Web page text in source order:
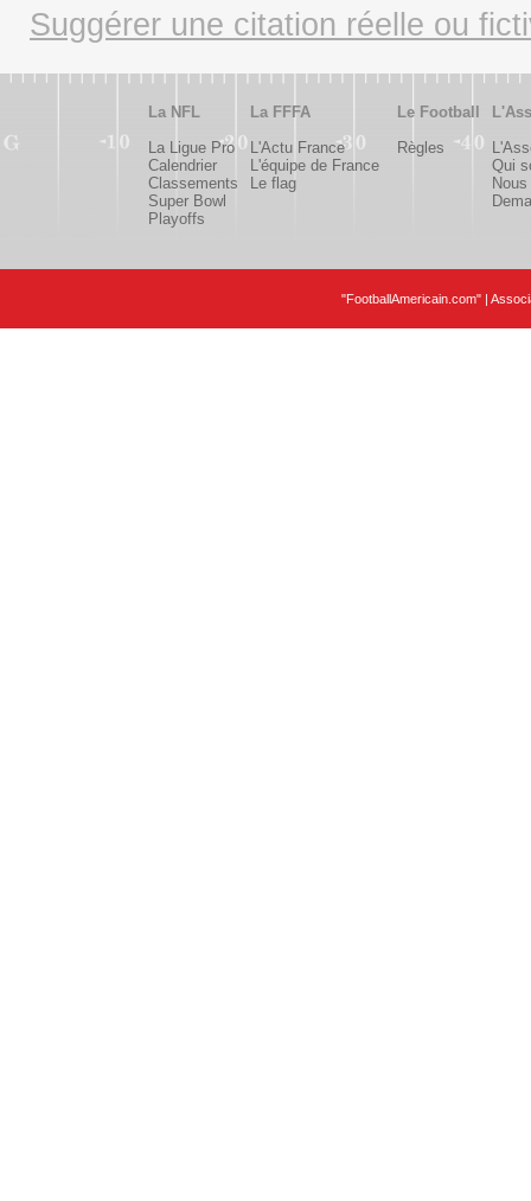
Suggérer une citation réelle ou
La NFL
La Ligue Pro
Calendrier
Classements
Super Bowl
Playoffs
La FFFA
L'Actu France
L'équipe de France
Le flag
Le Football
Règles
Qui
"FootballAmericain.com" |